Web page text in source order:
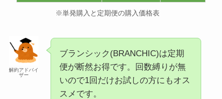
※単発購入と定期便の購入価格表
解約アドバイ
ザー
ブランシック(BRANCHIC)は定期
便が断然お得です。回数縛りが無
いので1回だけお試しの方にもオス
スメです。